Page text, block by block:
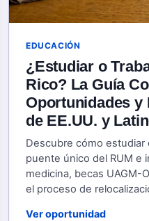
EDUCACIÓN
¿Estudiar o
Rico? La Guía
Oportunidades y
de EE.UU. y
Descubre cómo estudiar
puente único del RUM e
medicina, becas UAGM-
el proceso de
Ver oportunidad